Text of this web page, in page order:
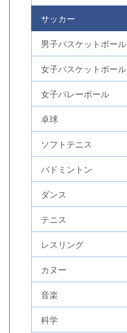
サッカー
男子バスケットボール
女子バスケットボール
女子バレーボール
卓球
ソフトテニス
バドミントン
ダンス
テニス
レスリング
カヌー
音楽
科学